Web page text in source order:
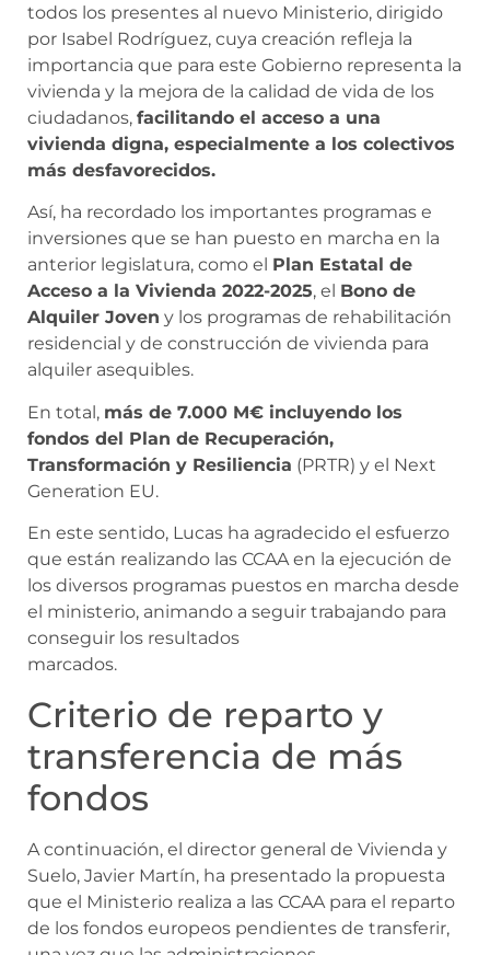
todos los presentes al nuevo Ministerio, dirigido
por Isabel Rodríguez, cuya creación refleja la
importancia que para este Gobierno representa la
vivienda y la mejora de la calidad de vida de los
ciudadanos, facilitando el acceso a una
vivienda digna, especialmente a los colectivos
más desfavorecidos.
Así, ha recordado los importantes programas e
inversiones que se han puesto en marcha en la
anterior legislatura, como el Plan Estatal de
Acceso a la Vivienda 2022-2025, el Bono de
Alquiler Joven y los programas de rehabilitación
residencial y de construcción de vivienda para
alquiler asequibles.
En total, más de 7.000 M€ incluyendo los
fondos del Plan de Recuperación,
Transformación y Resiliencia (PRTR) y el Next
Generation EU.
En este sentido, Lucas ha agradecido el esfuerzo
que están realizando las CCAA en la ejecución de
los diversos programas puestos en marcha desde
el ministerio, animando a seguir trabajando para
conseguir los resultados
marcados.
Criterio de reparto y
transferencia de más
fondos
A continuación, el director general de Vivienda y
Suelo, Javier Martín, ha presentado la propuesta
que el Ministerio realiza a las CCAA para el reparto
de los fondos europeos pendientes de transferir,